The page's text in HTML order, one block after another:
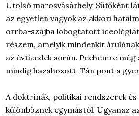
Utolsó marosvásárhelyi Sütőként
az egyetlen vagyok az akkori
orrba-szájba lobogtatott
részem, amelyik mindenkit
az évtizedek során. Pechemre
mindig hazahozott. Tán pont a
A doktrínák, politikai rendszerek
különböznek egymástól. Ugyanaz